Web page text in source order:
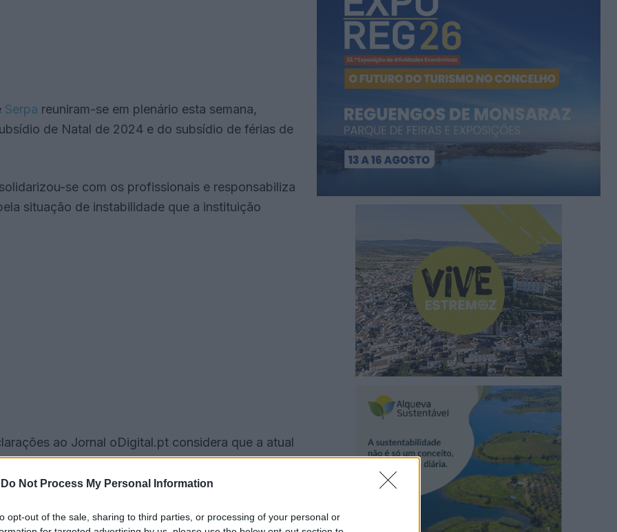
Do Not Process My Personal Information
opt-out of the sale, sharing to third parties, or processing of your personal or
Serpa reuniram-se em plenário esta semana,
de Natal de 2024 e do subsídio de férias de
se com os profissionais e responsabiliza
situação de instabilidade que a instituição
ao Jornal oDigital.pt considera que a atual
2014, a gestão do Hospital de S. Paulo à Santa
«sempre teve como objetivo apoiar a
no concelho. «Não é por ser a Santa Casa, é
nem meios para assumir a gestão